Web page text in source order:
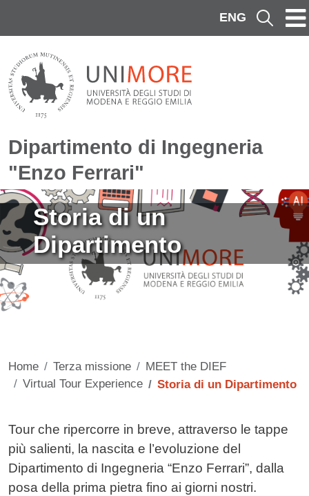
ENG Cerca
Dipartimento di Ingegneria
"Enzo Ferrari"
Immagine
Storia di un
Dipartimento
Home Terza missione
MEET the DIEF
Virtual Tour Experience
Storia di un Dipartimento
Contenuto
Tour che ripercorre in breve, attraverso le tappe
più salienti, la nascita e l’evoluzione del
Dipartimento di Ingegneria “Enzo Ferrari”, dalla
posa della prima pietra fino ai giorni nostri.